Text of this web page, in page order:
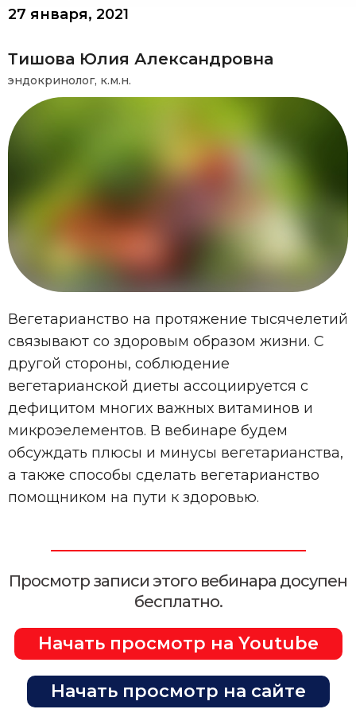
27 января, 2021
Тишова Юлия Александровна
эндокринолог, к.м.н.
Вегетарианство на протяжение тысячелетий
связывают со здоровым образом жизни. С
другой стороны, соблюдение
вегетарианской диеты ассоциируется с
дефицитом многих важных витаминов и
микроэелементов. В вебинаре будем
обсуждать плюсы и минусы вегетарианства,
а также способы сделать вегетарианство
помощником на пути к здоровью.
Просмотр записи этого вебинара досупен
бесплатно.
Начать просмотр на Youtube
Начать просмотр на сайте